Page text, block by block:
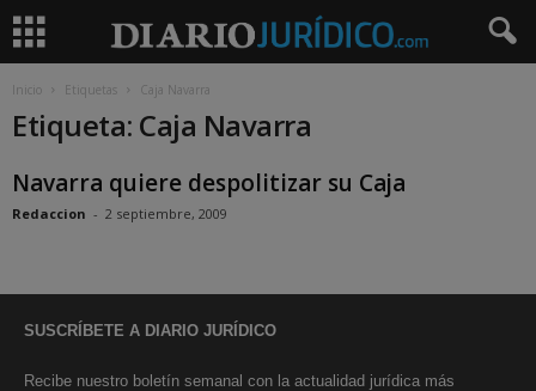
Inicio Etiquetas Caja Navarra
Etiqueta: Caja Navarra
Navarra quiere despolitizar su Caja
Redaccion - 2 septiembre, 2009
SUSCRÍBETE A DIARIO JURÍDICO
Recibe nuestro boletín semanal con la actualidad jurídica más